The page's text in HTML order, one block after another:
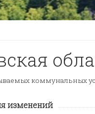
коммунальных
изменений